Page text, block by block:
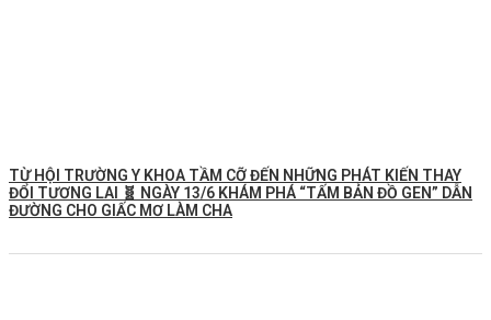
TỪ HỘI TRƯỜNG Y KHOA TẦM CỠ ĐẾN NHỮNG PHÁT KIẾN THAY
ĐỔI TƯƠNG LAI 🧬 NGÀY 13/6 KHÁM PHÁ “TẤM BẢN ĐỒ GEN” DẪN
ĐƯỜNG CHO GIẤC MƠ LÀM CHA